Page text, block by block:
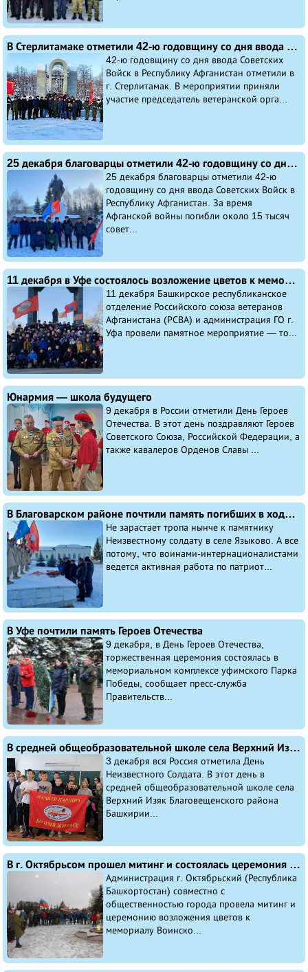
В Стерлитамаке отметили 42-ю годовщину со дня ввода Советских Войск в Республику Афганистан
42-ю годовщину со дня ввода Советских
Войск в Республику Афганистан отметили в
г. Стерлитамак. В мероприятии приняли
участие председатель ветеранской орга...
25 декабря благоварцы отметили 42-ю годовщину со дня ввода Советских Войск в Республику Афганистан
25 декабря благоварцы отметили 42-ю
годовщину со дня ввода Советских Войск в
Республику Афганистан. За время
Афганской войны погибли около 15 тысяч
совет...
11 декабря в Уфе состоялось возложение цветов к мемориалу «Скорбящая мать», посвящённое Дню Героев Отечества и Дню памяти погибших на Северном Кавказе
11 декабря Башкирское республиканское
отделение Российского союза ветеранов
Афганистана (РСВА) и администрация ГО г.
Уфа провели памятное мероприятие — то...
Юнармия — школа будущего
9 декабря в России отметили День Героев
Отечества. В этот день поздравляют Героев
Советского Союза, Российской Федерации, а
также кавалеров Орденов Славы ...
В Благоварском районе почтили память погибших в ходе контртеррористической операции на Северном Кавказе
Не зарастает тропа нынче к памятнику
Неизвестному солдату в селе Языково. А все
потому, что воинами-интернационалистами
ведется активная работа по патриот...
В Уфе почтили память Героев Отечества
9 декабря, в День Героев Отечества,
торжественная церемония состоялась в
мемориальном комплексе уфимского Парка
Победы, сообщает пресс-служба
Правительств...
В средней общеобразовательной школе села Верхний Изяк Благовещенского района Башкирии прошел урок мужества посвященный Дню Неизвестного Солдата
3 декабря вся Россия отметила День
Неизвестного Солдата. В этот день в
средней общеобразовательной школе села
Верхний Изяк Благовещенского района
Башкирии...
В г. Октябрьсом прошел митинг и состоялась церемония возложения цветов к мемориалу Воинской Славы, посвященные Дню неизвестного солдата и Дню Героя России
Администрация г. Октябрьский (Республика
Башкортостан) совместно с
общественностью города провела митинг и
церемонию возложения цветов к
мемориалу Воинско...